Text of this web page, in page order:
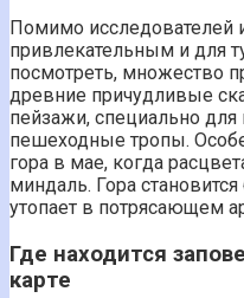
Помимо исследователей
привлекательным и для
посмотреть, множество
древние причудливые
пейзажи, специально для
пешеходные тропы.
гора в мае, когда
миндаль. Гора
утопает в потрясающем
Где находится
карте